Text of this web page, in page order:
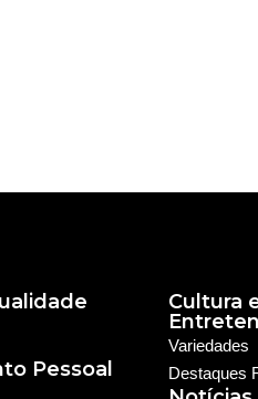
Pessoal
Cultura
Variedades
Destaques